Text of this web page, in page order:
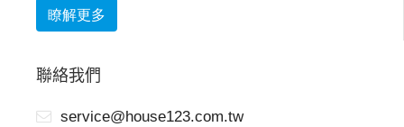
瞭解更多
聯絡我們
service@house123.com.tw